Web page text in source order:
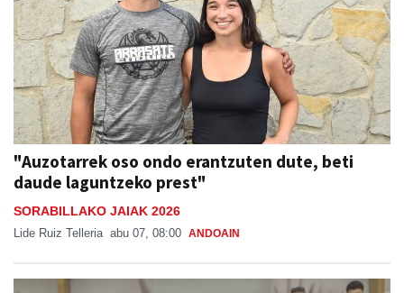
"Auzotarrek oso ondo erantzuten dute, beti
daude laguntzeko prest"
SORABILLAKO JAIAK 2026
Lide Ruiz Telleria abu 07, 08:00 ANDOAIN